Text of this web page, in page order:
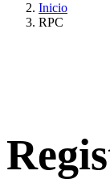
Inicio
RPC